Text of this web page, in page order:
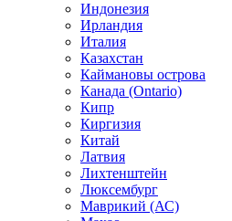
Индонезия
Ирландия
Италия
Казахстан
Каймановы острова
Канада (Ontario)
Кипр
Киргизия
Китай
Латвия
Лихтенштейн
Люксембург
Маврикий (АС)